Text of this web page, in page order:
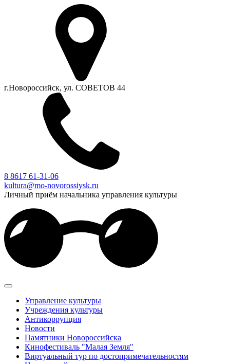
г.Новороссийск, ул. СОВЕТОВ 44
8 8617 61-31-06
kultura@mo-novorossiysk.ru
Личный приём начальника управления культуры
Управление культуры
Учреждения культуры
Антикоррупция
Новости
Памятники Новороссийска
Кинофестиваль "Малая Земля"
Виртуальный тур по достопримечательностям